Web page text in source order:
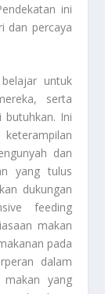
ini
dan percaya
untuk
serta
Ini
dan
yang tulus
dukungan
feeding
makan
pada
dalam
yang